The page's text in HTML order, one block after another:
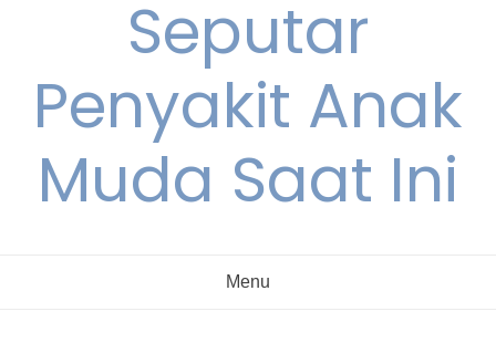
Seputar
Penyakit Anak
Muda Saat Ini
Menu